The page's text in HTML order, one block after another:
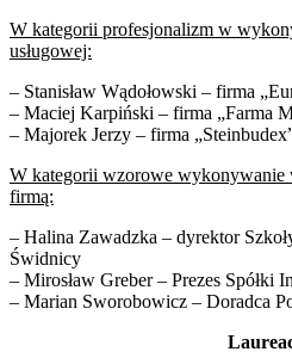
W kategorii profesjonalizm w
usługowej:
– Stanisław Wądołowski – firma
– Maciej Karpiński – firma „Farma
– Majorek Jerzy – firma
W kategorii wzorowe wykonywanie
firmą:
– Halina Zawadzka – dyrektor
Świdnicy
– Mirosław Greber – Prezes Spółki
– Marian Sworobowicz – Doradca